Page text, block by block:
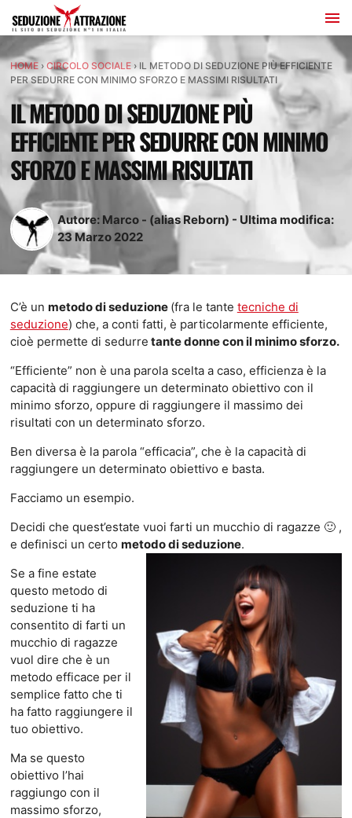
HOME› CIRCOLO SOCIALE› IL METODO DI SEDUZIONE PIÙ EFFICIENTE
PER SEDURRE CON MINIMO SFORZO E MASSIMI RISULTATI
IL METODO DI SEDUZIONE PIÙ
EFFICIENTE PER SEDURRE CON MINIMO
SFORZO E MASSIMI RISULTATI
Autore: Marco - (alias Reborn) - Ultima modifica:
23 Marzo 2022
C’è un metodo di seduzione (fra le tante tecniche di
seduzione) che, a conti fatti, è particolarmente efficiente,
cioè permette di sedurre tante donne con il minimo sforzo.
“Efficiente” non è una parola scelta a caso, efficienza è la
capacità di raggiungere un determinato obiettivo con il
minimo sforzo, oppure di raggiungere il massimo dei
risultati con un determinato sforzo.
Ben diversa è la parola “efficacia”, che è la capacità di
raggiungere un determinato obiettivo e basta.
Facciamo un esempio.
Decidi che quest’estate vuoi farti un mucchio di ragazze 🙂 ,
e definisci un certo metodo di seduzione.
Se a fine estate
questo metodo di
seduzione ti ha
consentito di farti un
mucchio di ragazze
vuol dire che è un
metodo efficace per il
semplice fatto che ti
ha fatto raggiungere il
tuo obiettivo.
Ma se questo
obiettivo l’hai
raggiungo con il
massimo sforzo,